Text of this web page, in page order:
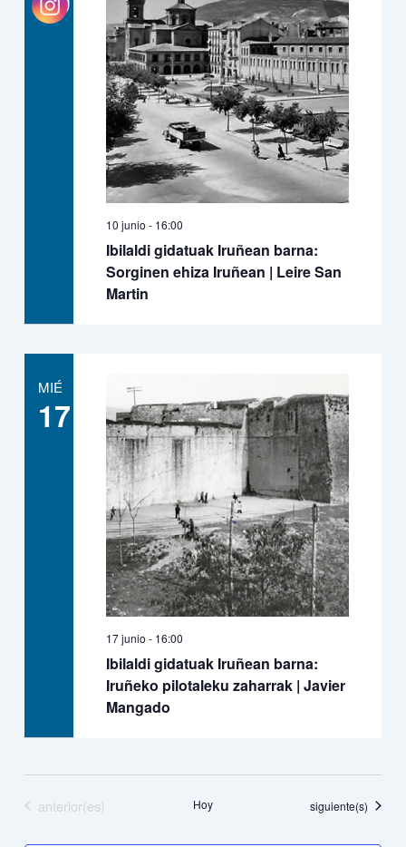
Ibilaldi gidatuak Iruñean barna:
Sorginen ehiza Iruñean | Leire San
Martin
10 junio - 16:00
MIÉ
17
Ibilaldi gidatuak Iruñean barna:
Iruñeko pilotaleku zaharrak | Javier
Mangado
17 junio - 16:00
Eventos
anterior(es) Hoy Eventos
siguiente(s)